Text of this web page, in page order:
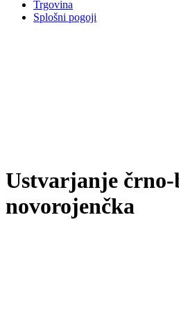
Trgovina
Splošni pogoji
Ustvarjanje
novorojenčka